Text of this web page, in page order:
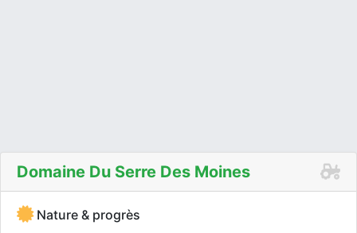
Domaine Du Serre Des Moines
Nature & progrès